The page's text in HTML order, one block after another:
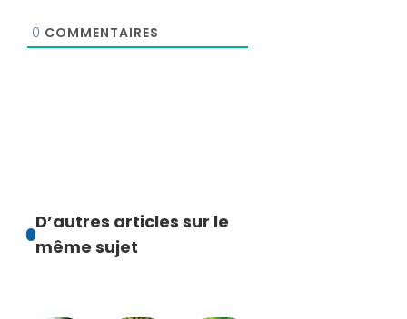
0 COMMENTAIRES
D’autres articles sur le
même sujet